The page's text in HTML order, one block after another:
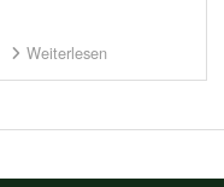
Weiterlesen